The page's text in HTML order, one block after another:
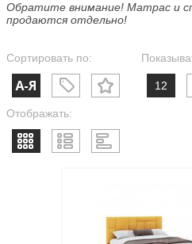
Обратите внимание! Матрас и
продаются отдельно!
Сортировать по:
12
Отображать: